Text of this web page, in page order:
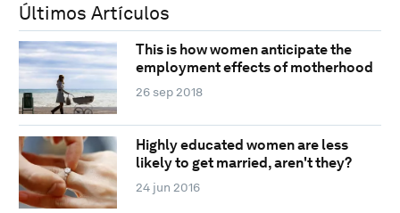
Últimos Artículos
This is how women anticipate the
employment effects of motherhood
26 sep 2018
Highly educated women are less
likely to get married, aren't they?
24 jun 2016